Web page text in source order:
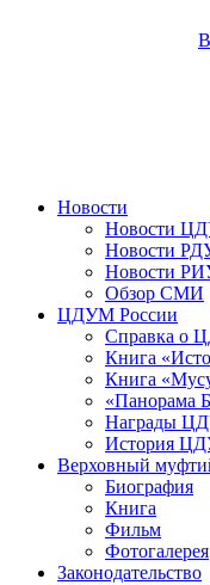
Новости
Новости
Новости
Новости
Обзор СМИ
ЦДУМ России
Справка о
Книга
Книга
«Панорама
Награды
История
Верховный
Биография
Книга
Фильм
Фотогалерея
Законодательство